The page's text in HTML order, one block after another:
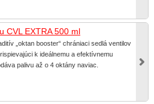
CVL EXTRA 500 ml
„oktan booster“ chrániaci sedlá ventilov
k ideálnemu a efektívnemu
palivu až o 4 oktány naviac.